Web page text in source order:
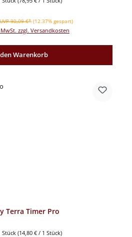
Regulärer Preis:
UVP 90,09 €* (12.37% gespart)
zzgl. Versandkosten
Warenkorb
Terra Timer Pro
Stück (14,80 € / 1 Stück)